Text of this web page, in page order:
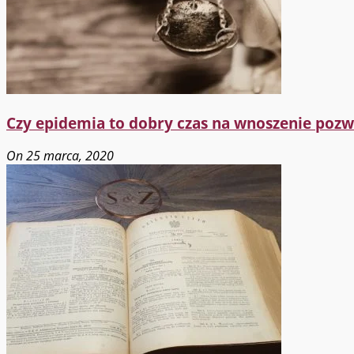
Czy epidemia to dobry czas na wnoszenie
On 25 marca, 2020